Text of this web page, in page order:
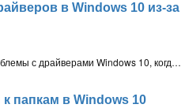
в Windows 10 из-за
Microsoft выпустила рекомендации по исправлению проблемы с драйверами Windows 10, когда их загрузка блокировалась из-за защитных техник на основе виртуализации
папкам в Windows 10